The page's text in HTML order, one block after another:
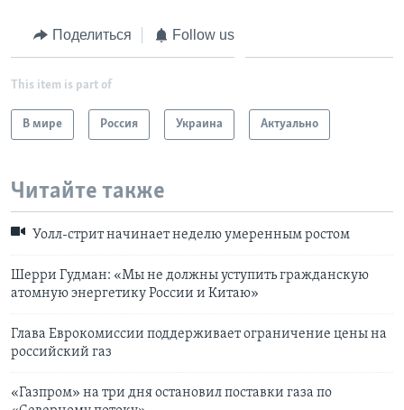
Поделиться Follow us
This item is part of
В мире Россия Украина Актуально
Читайте также
Уолл-стрит начинает неделю умеренным ростом
Шерри Гудман: «Мы не должны уступить гражданскую
атомную энергетику России и Китаю»
Глава Еврокомиссии поддерживает ограничение цены на
российский газ
«Газпром» на три дня остановил поставки газа по